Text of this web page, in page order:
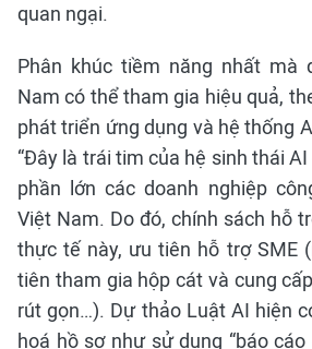
quan ngại.
Phân khúc tiềm năng nhất mà
Nam có thể tham gia hiệu quả,
phát triển ứng dụng và hệ thống
“Đây là trái tim của hệ sinh thái
phần lớn các doanh nghiệp
Việt Nam. Do đó, chính sách hỗ
thực tế này, ưu tiên hỗ trợ SME
tiên tham gia hộp cát và cung
rút gọn…). Dự thảo Luật AI hiện
hoá hồ sơ như sử dụng “báo